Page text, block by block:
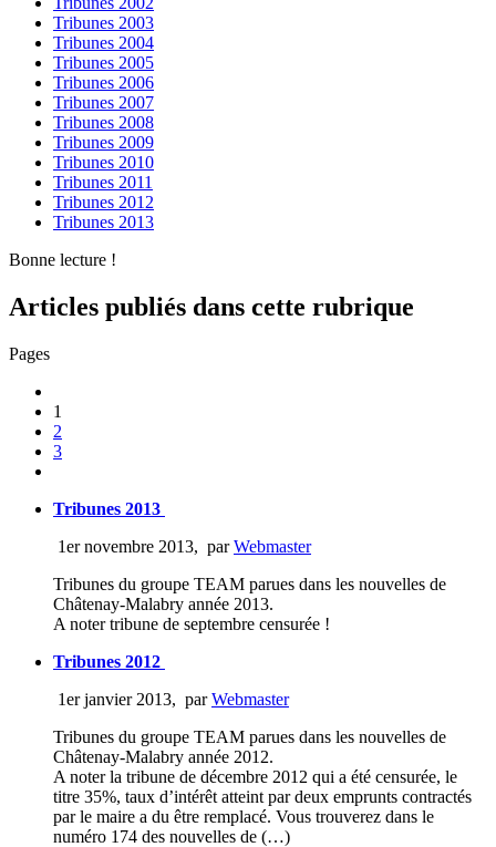
Tribunes 2003
Tribunes 2004
Tribunes 2005
Tribunes 2006
Tribunes 2007
Tribunes 2008
Tribunes 2009
Tribunes 2010
Tribunes 2011
Tribunes 2012
Tribunes 2013
Bonne lecture !
Articles publiés dans cette rubrique
Pages
1
2
3
Tribunes 2013
1er novembre 2013, parWebmaster
Tribunes du groupe TEAM parues dans les nouvelles de
Châtenay-Malabry année 2013.
A noter tribune de septembre censurée !
Tribunes 2012
1er janvier 2013, parWebmaster
Tribunes du groupe TEAM parues dans les nouvelles de
Châtenay-Malabry année 2012.
A noter la tribune de décembre 2012 qui a été censurée, le
titre 35%, taux d’intérêt atteint par deux emprunts contractés
par le maire a du être remplacé. Vous trouverez dans le
numéro 174 des nouvelles de (…)